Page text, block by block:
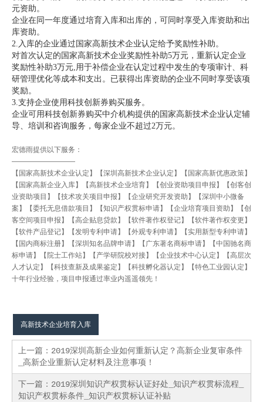
元资助。
企业在同一年度通过培育入库和出库的，可同时享受入库资助和出
库资助。
2.入库的企业通过国家高新技术企业认定给予奖励性补助。
对首次认定的国家高新技术企业奖励性补助5万元，重新认定企业
奖励性补助3万元,用于补偿企业在认定过程中发生的专项审计、科
研管理优化等成本和支出。已获得出库资助的企业不同时享受该项
奖励。
3.支持企业使用科技创新券购买服务。
企业可用科技创新券购买中介机构提供的国家高新技术企业认定辅
导、培训和咨询服务，每家企业不超过2万元。
宏德雨提供以下服务：
—————————
【国家高新技术企业认定】【深圳高新技术企业认定】【国家高新优惠政策】
【国家高新企业入库】【高新技术企业培育】【创业资助项目申报】【创客创
业资助项目】【技术攻关项目申报】【企业研究开发资助】【深圳中小微备
案】【委托无息借款项目】【知识产权贯标申请】【企业培育项目资助】【创
客空间项目申报】【高企贴息贷款】【软件著作权登记】【软件著作权变更】
【软件产品登记】【发明专利申请】【外观专利申请】【实用新型专利申请】
【国内商标注册】【深圳知名品牌申请】【广东著名商标申请】【中国驰名商
标申请】【院士工作站】【产学研院校对接】【企业技术中心认定】【高层次
人才认定】【科技查新及成果鉴定】【科技孵化器认定】【特色工业园认定】
十年行业经验，项目申报通过率业内遥遥领先！
高新技术企业培育入库
上一篇： 2019深圳高新企业如何重新认定？高新企业复审条件
_高新企业重新认定材料及注意事项！
下一篇： 2019深圳知识产权贯标认证好处_知识产权贯标流程_
知识产权贯标条件_知识产权贯标认证补贴